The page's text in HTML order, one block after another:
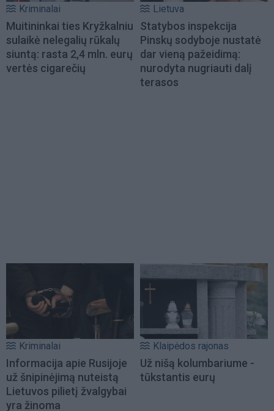
Kriminalai
Muitininkai ties Kryžkalniu
sulaikė nelegalių rūkalų
siuntą: rasta 2,4 mln. eurų
vertės cigarečių
Lietuva
Statybos inspekcija
Pinskų sodyboje nustatė
dar vieną pažeidimą:
nurodyta nugriauti dalį
terasos
Kriminalai
Informacija apie Rusijoje
už šnipinėjimą nuteistą
Lietuvos pilietį žvalgybai
yra žinoma
Klaipėdos rajonas
Už nišą kolumbariume -
tūkstantis eurų